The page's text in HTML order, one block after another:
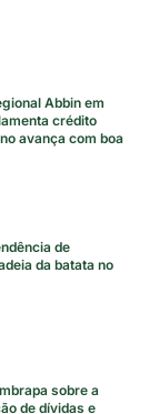
Abbin em
crédito
avança com boa
de
da batata no
sobre a
de dívidas e